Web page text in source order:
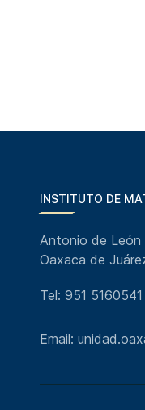
INSTITUTO DE
Antonio de León
Oaxaca de
Tel: 951
Email: